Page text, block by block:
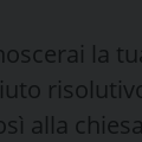
la
alla